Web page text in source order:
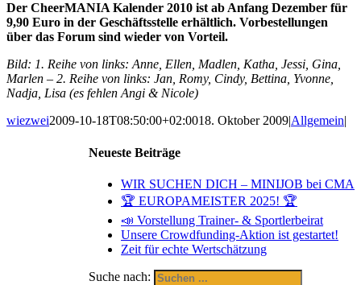
Der CheerMANIA Kalender 2010 ist ab Anfang Dezember für
9,90 Euro in der Geschäftsstelle erhältlich. Vorbestellungen
über das Forum sind wieder von Vorteil.
Bild: 1. Reihe von links: Anne, Ellen, Madlen, Katha, Jessi, Gina,
Marlen – 2. Reihe von links: Jan, Romy, Cindy, Bettina, Yvonne,
Nadja, Lisa (es fehlen Angi & Nicole)
wiezwei2009-10-18T08:50:00+02:0018. Oktober 2009|Allgemein|
Neueste Beiträge
WIR SUCHEN DICH – MINIJOB bei CMA
🏆 EUROPAMEISTER 2025! 🏆
📣 Vorstellung Trainer- & Sportlerbeirat
Unsere Crowdfunding-Aktion ist gestartet!
Zeit für echte Wertschätzung
Suche nach: